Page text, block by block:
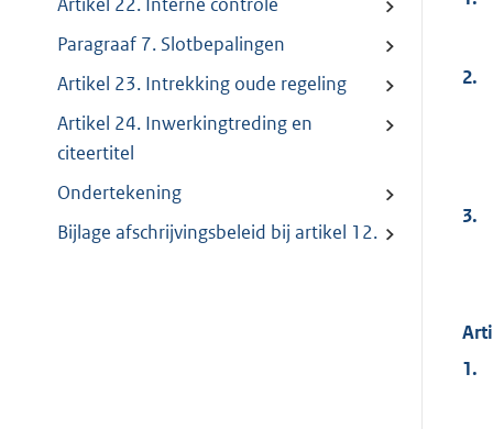
Artikel 22. Interne controle
Paragraaf 7. Slotbepalingen
Artikel 23. Intrekking oude regeling
Artikel 24. Inwerkingtreding en
citeertitel
Ondertekening
Bijlage afschrijvingsbeleid bij artikel 12.
2.
3.
1.